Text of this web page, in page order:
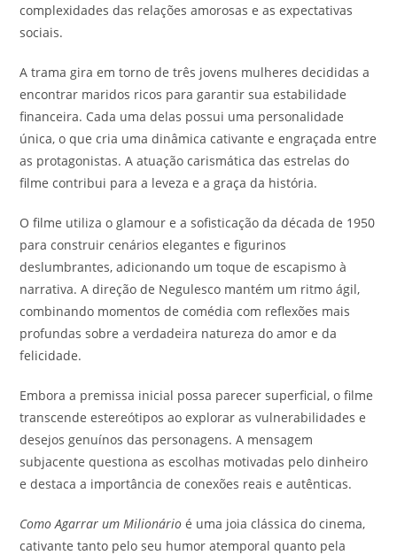
complexidades das relações amorosas e as expectativas
sociais.
A trama gira em torno de três jovens mulheres decididas a
encontrar maridos ricos para garantir sua estabilidade
financeira. Cada uma delas possui uma personalidade
única, o que cria uma dinâmica cativante e engraçada entre
as protagonistas. A atuação carismática das estrelas do
filme contribui para a leveza e a graça da história.
O filme utiliza o glamour e a sofisticação da década de 1950
para construir cenários elegantes e figurinos
deslumbrantes, adicionando um toque de escapismo à
narrativa. A direção de Negulesco mantém um ritmo ágil,
combinando momentos de comédia com reflexões mais
profundas sobre a verdadeira natureza do amor e da
felicidade.
Embora a premissa inicial possa parecer superficial, o filme
transcende estereótipos ao explorar as vulnerabilidades e
desejos genuínos das personagens. A mensagem
subjacente questiona as escolhas motivadas pelo dinheiro
e destaca a importância de conexões reais e autênticas.
Como Agarrar um Milionário é uma joia clássica do cinema,
cativante tanto pelo seu humor atemporal quanto pela